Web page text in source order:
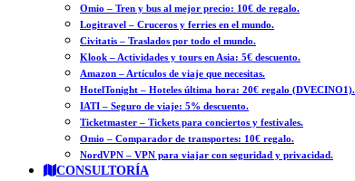
Omio – Tren y bus al mejor precio: 10€ de regalo.
Logitravel – Cruceros y ferries en el mundo.
Civitatis – Traslados por todo el mundo.
Klook – Actividades y tours en Asia: 5€ descuento.
Amazon – Artículos de viaje que necesitas.
HotelTonight – Hoteles última hora: 20€ regalo (DVECINO1).
IATI – Seguro de viaje: 5% descuento.
Ticketmaster – Tickets para conciertos y festivales.
Omio – Comparador de transportes: 10€ regalo.
NordVPN – VPN para viajar con seguridad y privacidad.
CONSULTORÍA